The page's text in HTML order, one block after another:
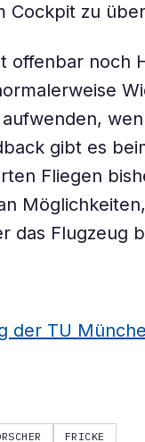
Cockpit zu
offenbar noch
gibt es
Fliegen
das Flugzeug
der TU
FRICKE